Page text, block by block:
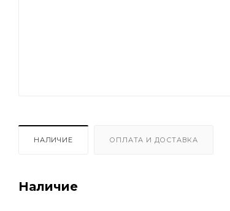
НАЛИЧИЕ ОПЛАТА И ДОСТАВКА
Наличие